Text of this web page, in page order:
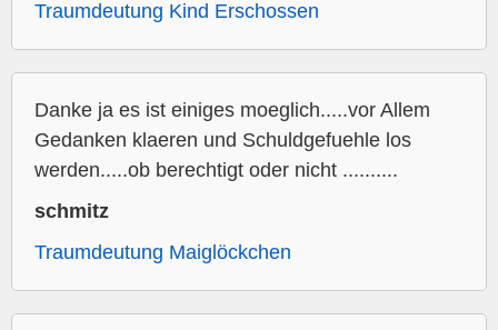
Traumdeutung Kind Erschossen
Danke ja es ist einiges moeglich.....vor Allem
Gedanken klaeren und Schuldgefuehle los
werden.....ob berechtigt oder nicht ..........
schmitz
Traumdeutung Maiglöckchen